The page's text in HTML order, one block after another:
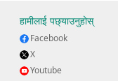
हामीलाई पछ्याउनुहोस्
Facebook
X
Youtube